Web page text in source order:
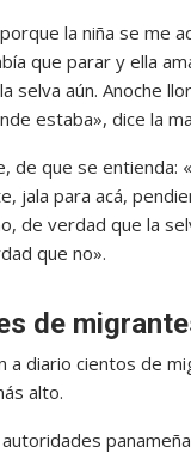
la niña se me
que parar y ella
selva aún. Anoche
estaba», dice la
de que se entienda:
jala para acá,
de verdad que la
que no».
de
a diario cientos de
alto.